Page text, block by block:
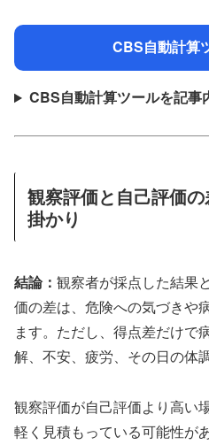
CBS自動計算
CBS自動計算ツールを記事
観察評価と自己評価
掛かり
結論： 観察者が採点した結果
価の差は、危険への気づきや
ます。ただし、得点差だけで
解、不安、疲労、その日の体
観察評価が自己評価より高い
軽く見積もっている可能性が